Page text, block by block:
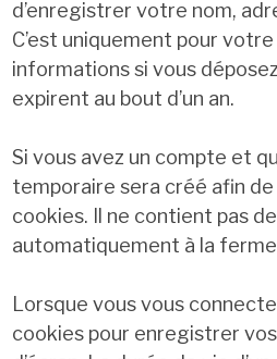
d’enregistrer votre nom,
C’est uniquement pour
informations si vous
expirent au bout d’un an.
Si vous avez un compte et
temporaire sera créé afin
cookies. Il ne contient pas
automatiquement à la
Lorsque vous vous
cookies pour enregistrer